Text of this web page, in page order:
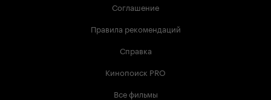
Соглашение
Правила рекомендаций
Справка
Кинопоиск PRO
Все фильмы